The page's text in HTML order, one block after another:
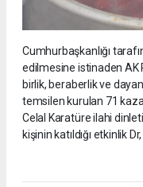
Cumhurbaşkanlığı
edilmesine istinaden AK
birlik, beraberlik ve
temsilen kurulan 71
Celal Karatüre ilahi
kişinin katıldığı etkinlik